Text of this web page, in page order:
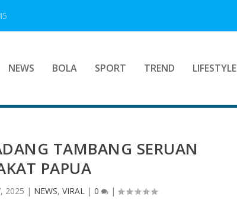
NEWS BOLA SPORT TREND LIFESTYLE
TAMBANG SERUAN
PAPUA
2025 | NEWS, VIRAL| 0 |